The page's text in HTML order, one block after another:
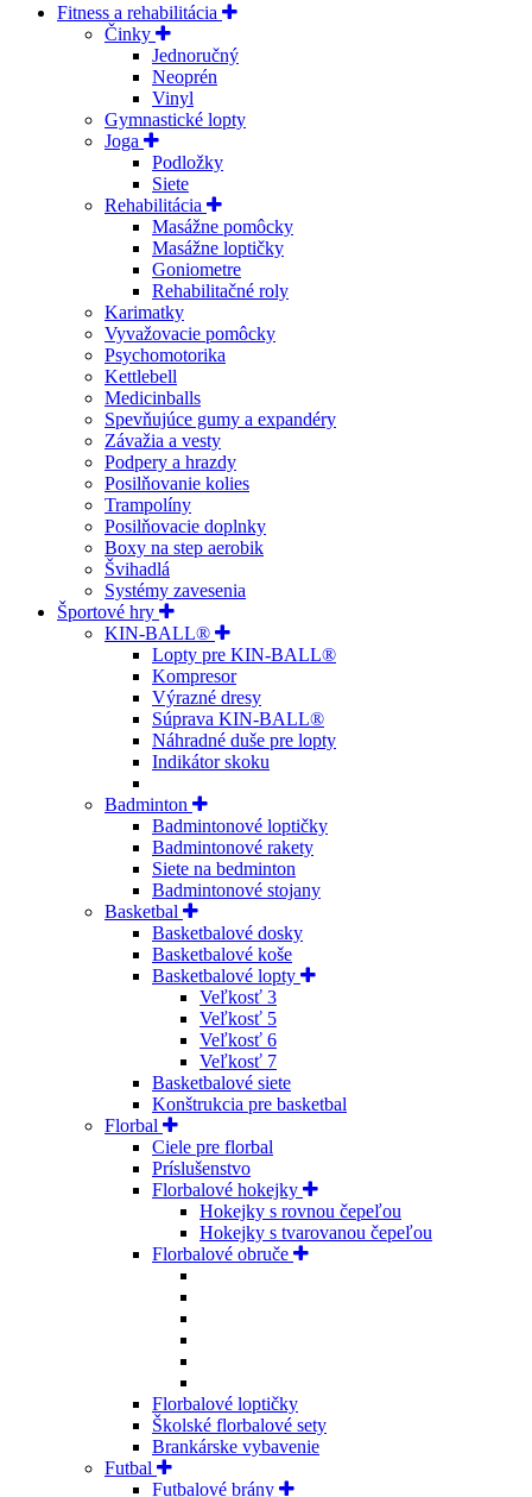
Fitness a rehabilitácia
Činky
Jednoručný
Neoprén
Vinyl
Gymnastické lopty
Joga
Podložky
Siete
Rehabilitácia
Masážne pomôcky
Masážne loptičky
Goniometre
Rehabilitačné roly
Karimatky
Vyvažovacie pomôcky
Psychomotorika
Kettlebell
Medicinballs
Spevňujúce gumy a expandéry
Závažia a vesty
Podpery a hrazdy
Posilňovanie kolies
Trampolíny
Posilňovacie doplnky
Boxy na step aerobik
Švihadlá
Systémy zavesenia
Športové hry
KIN-BALL®
Lopty pre KIN-BALL®
Kompresor
Výrazné dresy
Súprava KIN-BALL®
Náhradné duše pre lopty
Indikátor skoku
Badminton
Badmintonové loptičky
Badmintonové rakety
Siete na bedminton
Badmintonové stojany
Basketbal
Basketbalové dosky
Basketbalové koše
Basketbalové lopty
Veľkosť 3
Veľkosť 5
Veľkosť 6
Veľkosť 7
Basketbalové siete
Konštrukcia pre basketbal
Florbal
Ciele pre florbal
Príslušenstvo
Florbalové hokejky
Hokejky s rovnou čepeľou
Hokejky s tvarovanou čepeľou
Florbalové obruče
Florbalové loptičky
Školské florbalové sety
Brankárske vybavenie
Futbal
Futbalové brány